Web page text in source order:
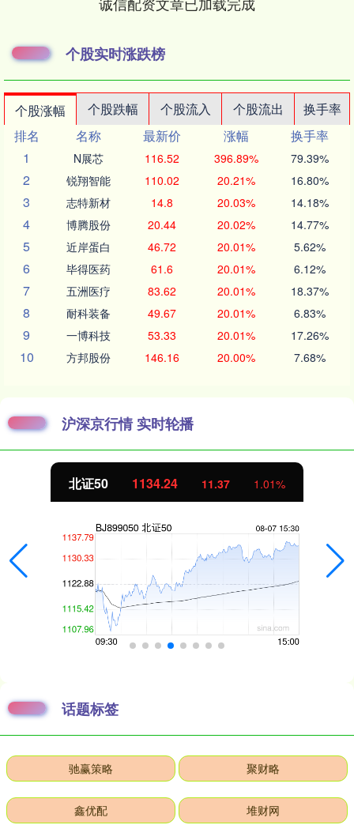
个股实时涨跌榜
个股涨幅 个股跌幅 个股流入 个股流出
换手率
排名
名称 最新价 涨幅
换手率
1
N展芯 116.52 396.89% 79.39%
2 锐翔智能 110.02 20.21% 16.80%
3 志特新材 14.8 20.03% 14.18%
4 博腾股份 20.44 20.02% 14.77%
5 近岸蛋白 46.72 20.01% 5.62%
6 毕得医药 61.6 20.01% 6.12%
7 五洲医疗 83.62 20.01% 18.37%
8 耐科装备 49.67 20.01% 6.83%
9 一博科技 53.33 20.01% 17.26%
10 方邦股份 146.16 20.00% 7.68%
沪深京行情 实时轮播
北证50 1134.24 11.37 1.01%
话题标签
驰赢策略 聚财略
鑫优配 堆财网